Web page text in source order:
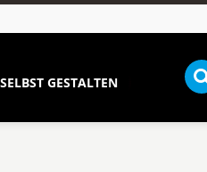
SELBST GESTALTEN